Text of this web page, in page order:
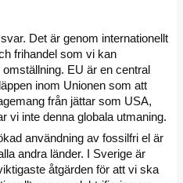
Det är genom internationellt
frihandel som vi kan
EU är en central
inom Unionen som att
från jättar som USA,
vi inte denna globala utmaning.
användning av fossilfri el är
andra länder. I Sverige är
åtgärden för att vi ska